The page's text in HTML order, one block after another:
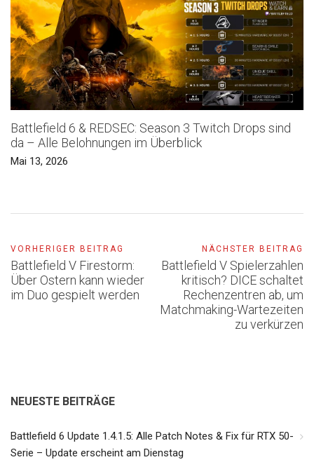
Battlefield 6 & REDSEC: Season 3 Twitch Drops sind
da – Alle Belohnungen im Überblick
Mai 13, 2026
VORHERIGER BEITRAG
Battlefield V Firestorm:
Über Ostern kann wieder
im Duo gespielt werden
NÄCHSTER BEITRAG
Battlefield V Spielerzahlen
kritisch? DICE schaltet
Rechenzentren ab, um
Matchmaking-Wartezeiten
zu verkürzen
NEUESTE BEITRÄGE
Battlefield 6 Update 1.4.1.5: Alle Patch Notes & Fix für RTX 50-
Serie – Update erscheint am Dienstag